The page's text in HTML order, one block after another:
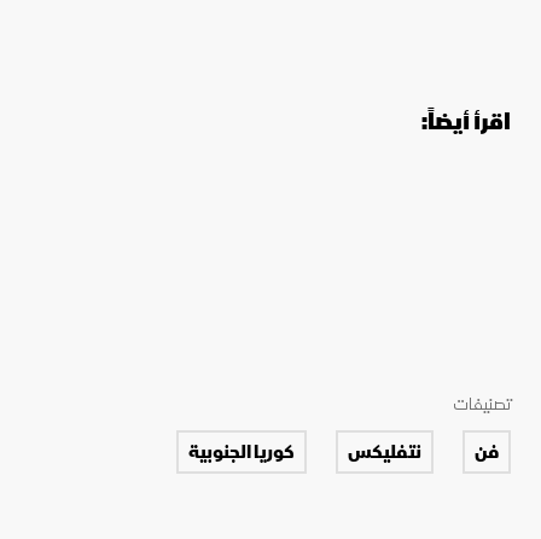
اقرأ أيضاً:
تصنيفات
فن نتفليكس كوريا الجنوبية